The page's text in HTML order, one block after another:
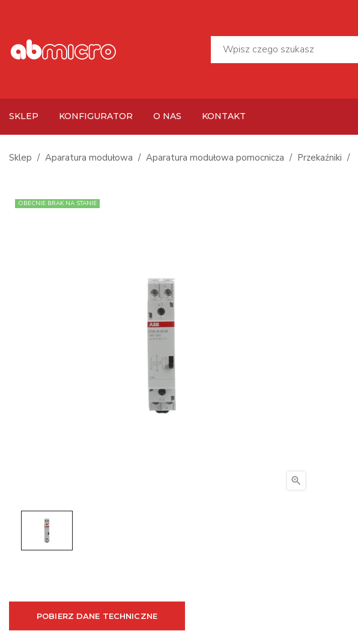
SKLEP KONFIGURATOR O NAS KONTAKT
Sklep Aparatura modułowa Aparatura modułowa pomocnicza Przekaźniki
OBECNIE BRAK NA STANIE

POBIERZ DANE TECHNICZNE